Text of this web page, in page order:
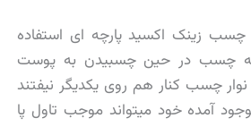
از چسب زینک اکسید پارچه ای استفاده
که چسب در حین چسبیدن به پوست
چسب کنار هم روی یکدیگر نیفتند
آمده خود میتواند موجب تاول پا